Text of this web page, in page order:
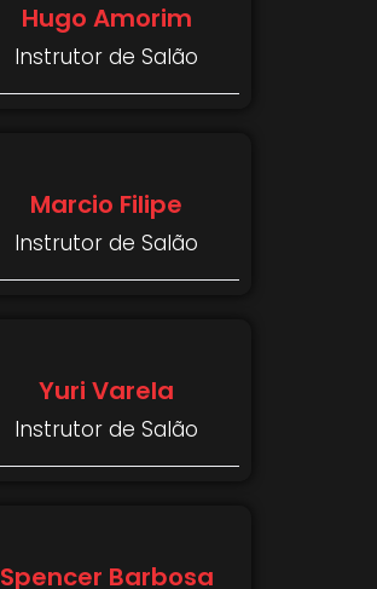
Hugo Amorim
Instrutor de Salão
Marcio Filipe
Instrutor de Salão
Yuri Varela
Instrutor de Salão
Spencer Barbosa